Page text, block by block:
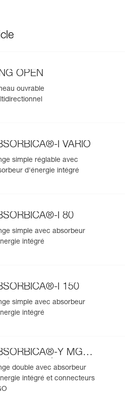
OPEN
ouvrable
I VARIO
simple réglable avec
d'énergie intégré
I 80
simple avec absorbeur
intégré
I 150
simple avec absorbeur
intégré
Y MGO
européenne
double avec absorbeur
intégré et connecteurs